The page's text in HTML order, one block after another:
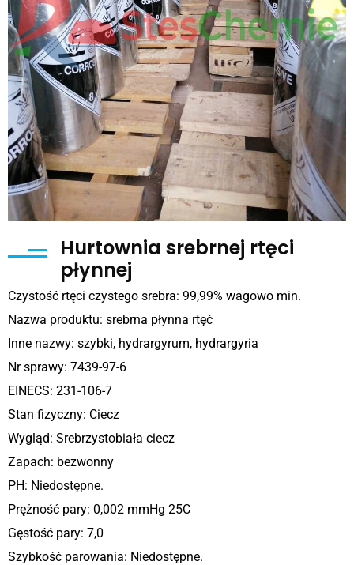
Hurtownia srebrnej rtęci
płynnej
Czystość rtęci czystego srebra: 99,99% wagowo min.
Nazwa produktu: srebrna płynna rtęć
Inne nazwy: szybki, hydrargyrum, hydrargyria
Nr sprawy: 7439-97-6
EINECS: 231-106-7
Stan fizyczny: Ciecz
Wygląd: Srebrzystobiała ciecz
Zapach: bezwonny
PH: Niedostępne.
Prężność pary: 0,002 mmHg 25C
Gęstość pary: 7,0
Szybkość parowania: Niedostępne.